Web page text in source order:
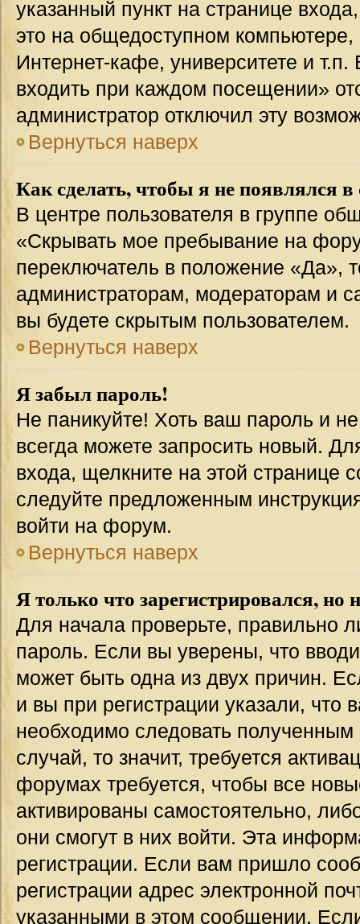
указанный пункт на странице
это на общедоступном
Интернет-кафе, университете и т.п.
входить при каждом посещении»
администратор отключил эту
Вернуться наверх
Как сделать, чтобы я не появлялся
В центре пользователя в группе
«Скрывать мое пребывание на
переключатель в положение «Да»,
администраторам, модераторам и
вы будете скрытым пользователем.
Вернуться наверх
Я забыл пароль!
Не паникуйте! Хоть ваш пароль и
всегда можете запросить новый.
входа, щелкните на этой странице
следуйте предложенным
войти на форум.
Вернуться наверх
Я только что зарегистрировался, но
Для начала проверьте, правильно
пароль. Если вы уверены, что
может быть одна из двух причин.
и вы при регистрации указали, что
необходимо следовать
случай, то значит, требуется
форумах требуется, чтобы все
активированы самостоятельно,
они смогут в них войти. Эта
регистрации. Если вам пришло
регистрации адрес электронной
указанными в этом сообщении.